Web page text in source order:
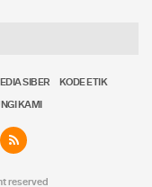
SIBER KODE ETIK
KAMI
reserved